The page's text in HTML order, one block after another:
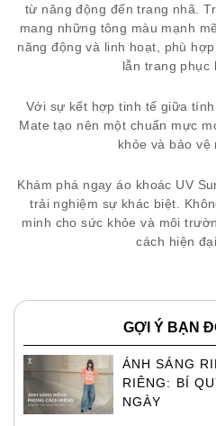
từ năng động đến trang nhã.
mang những tông màu mạnh
năng động và linh hoạt, phù
lẫn trang phục
Với sự kết hợp tinh tế giữa
Mate tạo nên một chuẩn mực
khỏe và bảo vệ
Khám phá ngay áo khoác UV
trải nghiệm sự khác biệt.
minh cho sức khỏe và môi
cách hiện
GỢI Ý BẠN
ÁNH SÁNG
RIÊNG: BÍ
NGÀY